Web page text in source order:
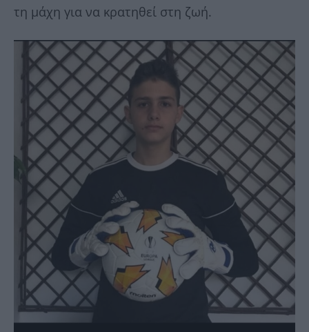
τη μάχη για να κρατηθεί στη ζωή.